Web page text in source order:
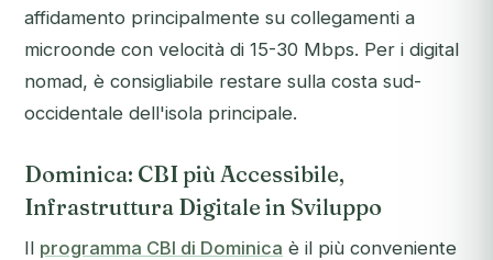
affidamento principalmente su collegamenti a
microonde con velocità di 15-30 Mbps. Per i digital
nomad, è consigliabile restare sulla costa sud-
occidentale dell'isola principale.
Dominica: CBI più Accessibile,
Infrastruttura Digitale in Sviluppo
Il programma CBI di Dominica è il più conveniente